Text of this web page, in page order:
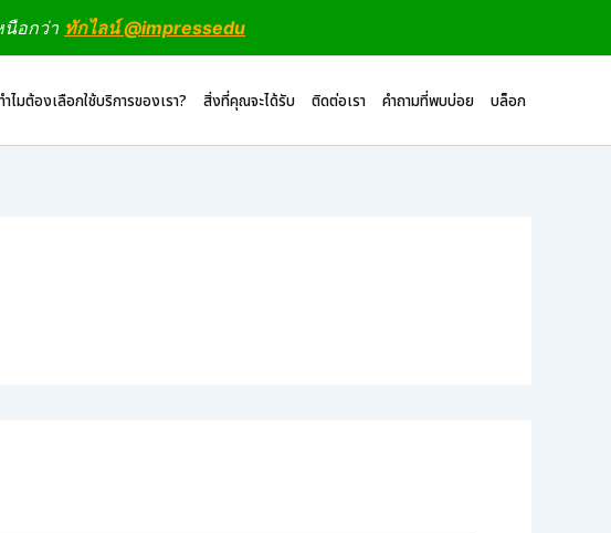
นือกว่า ทักไลน์ @impressedu
ำไมต้องเลือกใช้บริการของเรา? สิ่งที่คุณจะได้รับ ติดต่อเรา คำถามที่พบบ่อย บล็อก